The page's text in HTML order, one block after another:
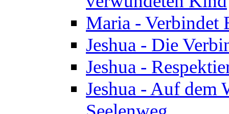
Maria - Verbindet
Jeshua - Die
Jeshua -
Jeshua - Auf dem